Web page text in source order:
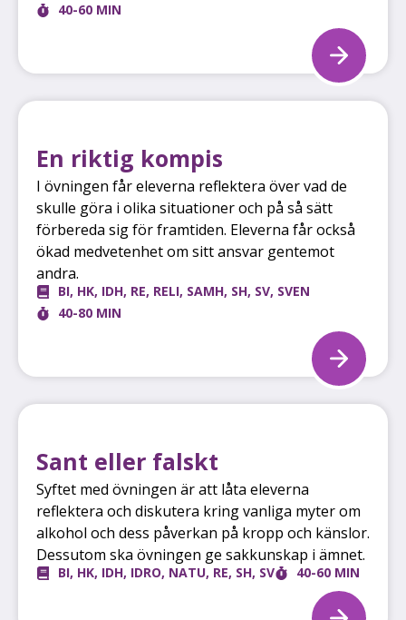
40-60 MIN
En riktig kompis
I övningen får eleverna reflektera över vad de
skulle göra i olika situationer och på så sätt
förbereda sig för framtiden. Eleverna får också
ökad medvetenhet om sitt ansvar gentemot
andra.
BI, HK, IDH, RE, RELI, SAMH, SH, SV, SVEN
40-80 MIN
Sant eller falskt
Syftet med övningen är att låta eleverna
reflektera och diskutera kring vanliga myter om
alkohol och dess påverkan på kropp och känslor.
Dessutom ska övningen ge sakkunskap i ämnet.
BI, HK, IDH, IDRO, NATU, RE, SH, SV 40-60 MIN